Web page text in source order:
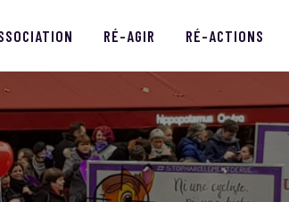
RÉ-AGIR RÉ-ACTIONS
DE RUE